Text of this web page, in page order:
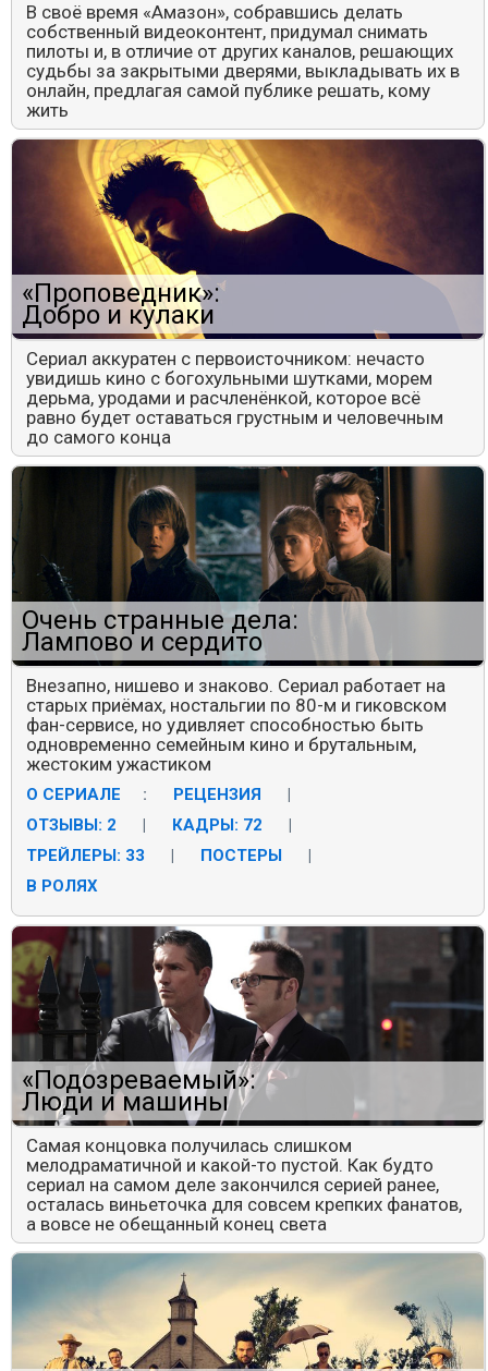
В своё время «Амазон», собравшись делать
собственный видеоконтент, придумал снимать
пилоты и, в отличие от других каналов, решающих
судьбы за закрытыми дверями, выкладывать их в
онлайн, предлагая самой публике решать, кому
жить
«Проповедник»:
Добро и кулаки
Сериал аккуратен с первоисточником: нечасто
увидишь кино с богохульными шутками, морем
дерьма, уродами и расчленёнкой, которое всё
равно будет оставаться грустным и человечным
до самого конца
Очень странные дела:
Лампово и сердито
Внезапно, нишево и знаково. Сериал работает на
старых приёмах, ностальгии по 80-м и гиковском
фан-сервисе, но удивляет способностью быть
одновременно семейным кино и брутальным,
жестоким ужастиком
О СЕРИАЛЕ : РЕЦЕНЗИЯ
|
ОТЗЫВЫ: 2
| КАДРЫ: 72
|
ТРЕЙЛЕРЫ: 33
| ПОСТЕРЫ
|
В РОЛЯХ
«Подозреваемый»:
Люди и машины
Самая концовка получилась слишком
мелодраматичной и какой-то пустой. Как будто
сериал на самом деле закончился серией ранее,
осталась виньеточка для совсем крепких фанатов,
а вовсе не обещанный конец света